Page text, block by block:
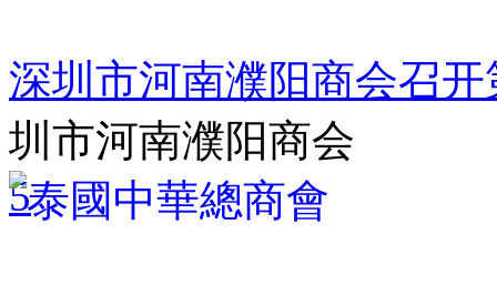
深圳市河南濮阳商会召
圳市河南濮阳商会
5